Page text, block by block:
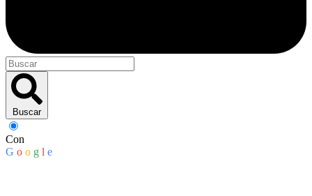
Buscar
Con
G o o g l e